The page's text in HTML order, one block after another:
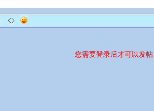
您需要登录后才可以发